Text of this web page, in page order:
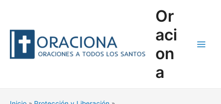
Or
aci
on
a